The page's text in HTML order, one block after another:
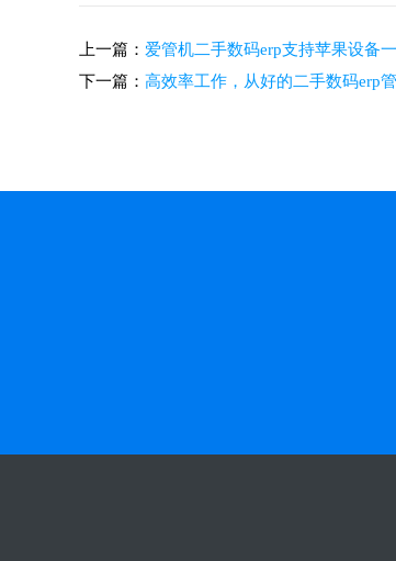
上一篇： 爱管机二手数码erp支持苹果设备
下一篇： 高效率工作，从好的二手数码erp